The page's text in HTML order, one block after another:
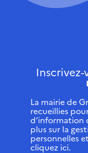
La mairie de
recueillies
d’information
plus sur la
personnelles
cliquez ici.